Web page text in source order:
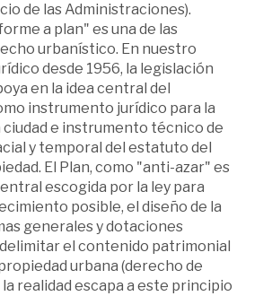
de las Administraciones).
a plan" es una de las
urbanístico. En nuestro
desde 1956, la legislación
en la idea central del
instrumento jurídico para la
ciudad e instrumento técnico de
y temporal del estatuto del
El Plan, como "anti-azar" es
escogida por la ley para
posible, el diseño de la
generales y dotaciones
delimitar el contenido patrimonial
urbana (derecho de
realidad escapa a este principio